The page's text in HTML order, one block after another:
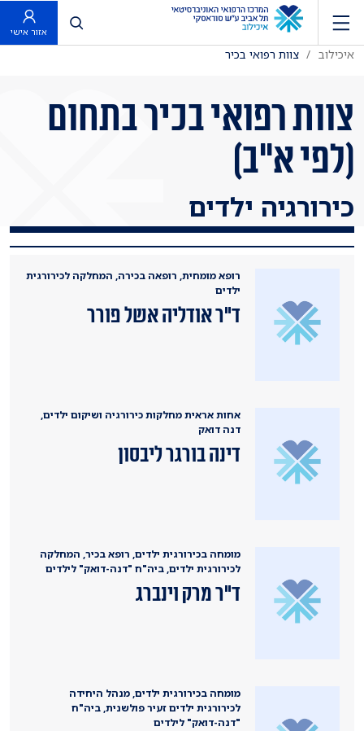
פתח חיפוש
אזור אישי
איכילוב צוות רפואי בכיר
צוות רפואי בכיר בתחום
(לפי א"ב)
כירורגיה ילדים
רופא מומחית, רופאה בכירה, המחלקה לכירורגית
ילדים
ד"ר אודליה אשל פורר
אחות אראית מחלקות כירורגיה ושיקום ילדים,
דנה דואק
דינה בורגר ליבסון
מומחה בכירורגית ילדים, רופא בכיר, המחלקה
לכירורגית ילדים, ביה"ח "דנה-דואק" לילדים
ד"ר מרק וינברג
מומחה בכירורגית ילדים, מנהל היחידה
לכירורגית ילדים זעיר פולשנית, ביה"ח
"דנה-דואק" לילדים